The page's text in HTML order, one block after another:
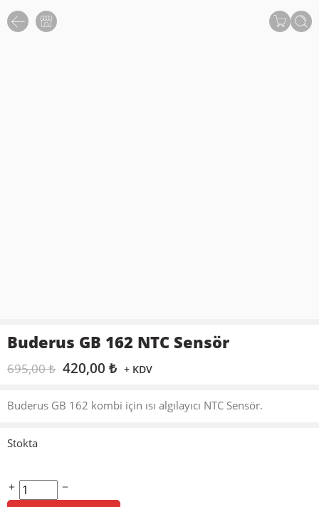
Buderus GB 162 NTC Sensör
695,00₺ 420,00 ₺ + KDV
Buderus GB 162 kombi için ısı algılayıcı NTC Sensör.
Stokta